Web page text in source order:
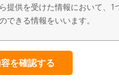
提供を受けた情報において、1
きる情報をいいます。
もに、利用目的の公表、通知、
た個人情報の取扱いはいたしま